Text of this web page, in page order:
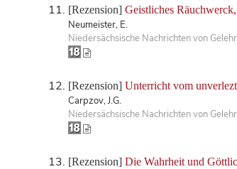
[Rezension] Geistliches
Neumeister, E.
Niedersächsische Nachrichten von
[Rezension] Unterricht vom
Carpzov, J.G.
Niedersächsische Nachrichten von
[Rezension] Die Wahrheit und